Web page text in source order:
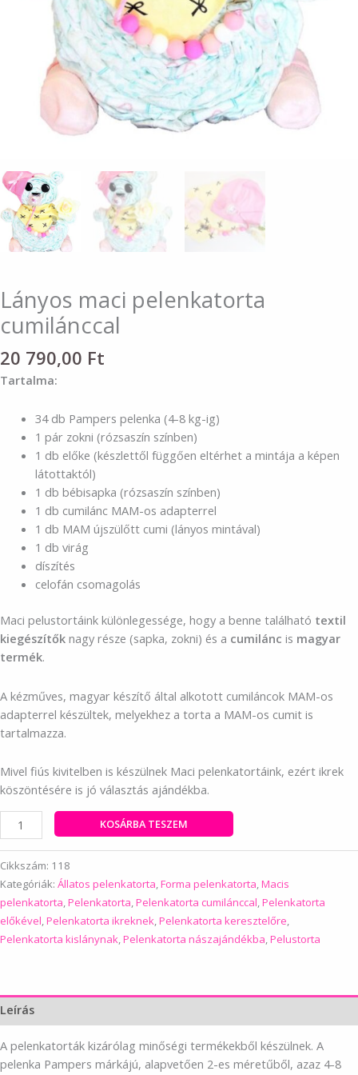
Lányos maci pelenkatorta
cumilánccal
20 790,00 Ft
Tartalma:
34 db Pampers pelenka (4-8 kg-ig)
1 pár zokni (rózsaszín színben)
1 db előke (készlettől függően eltérhet a mintája a képen
látottaktól)
1 db bébisapka (rózsaszín színben)
1 db cumilánc MAM-os adapterrel
1 db MAM újszülőtt cumi (lányos mintával)
1 db virág
díszítés
celofán csomagolás
Maci pelustortáink különlegessége, hogy a benne található textil
kiegészítők nagy része (sapka, zokni) és a cumilánc is magyar
termék.
A kézműves, magyar készítő által alkotott cumiláncok MAM-os
adapterrel készültek, melyekhez a torta a MAM-os cumit is
tartalmazza.
Mivel fiús kivitelben is készülnek Maci pelenkatortáink, ezért ikrek
köszöntésére is jó választás ajándékba.
Lányos
maci
pelenkatorta
cumilánccal
mennyiség
KOSÁRBA TESZEM
Cikkszám: 118
Kategóriák: Állatos pelenkatorta,Forma pelenkatorta,Macis
pelenkatorta,Pelenkatorta,Pelenkatorta cumilánccal,Pelenkatorta
előkével,Pelenkatorta ikreknek,Pelenkatorta keresztelőre,
Pelenkatorta kislánynak,Pelenkatorta nászajándékba,Pelustorta
Leírás
A pelenkatorták kizárólag minőségi termékekből készülnek. A
pelenka Pampers márkájú, alapvetően 2-es méretűből, azaz 4-8